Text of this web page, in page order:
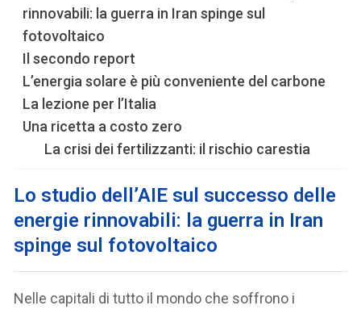
rinnovabili: la guerra in Iran spinge sul
fotovoltaico
Il secondo report
L’energia solare è più conveniente del carbone
La lezione per l’Italia
Una ricetta a costo zero
La crisi dei fertilizzanti: il rischio carestia
Lo studio dell’AIE sul successo delle
energie rinnovabili: la guerra in Iran
spinge sul fotovoltaico
Nelle capitali di tutto il mondo che soffrono i